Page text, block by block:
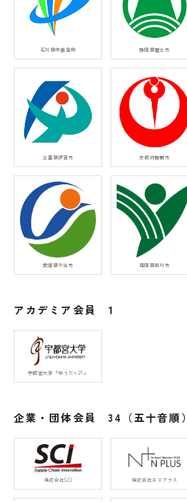
石川県中能登町 静岡県富士市
三重県伊賀市 京都府舞鶴市
愛媛県今治市 福岡県柳川市
アカデミア会員 1
宇都宮大学「ゆうだい21」
企業・団体会員 34（五十音順）
株式会社SCI 株式会社エヌプラス